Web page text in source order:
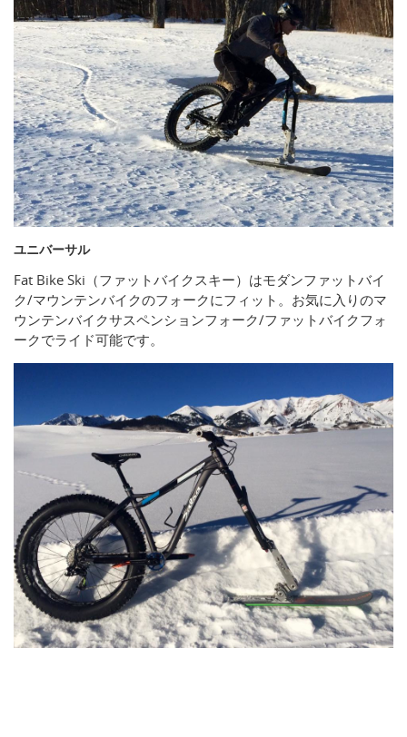
ユニバーサル
Fat Bike Ski（ファットバイクスキー）はモダンファットバイ
ク/マウンテンバイクのフォークにフィット。お気に入りのマ
ウンテンバイクサスペンションフォーク/ファットバイクフォ
ークでライド可能です。